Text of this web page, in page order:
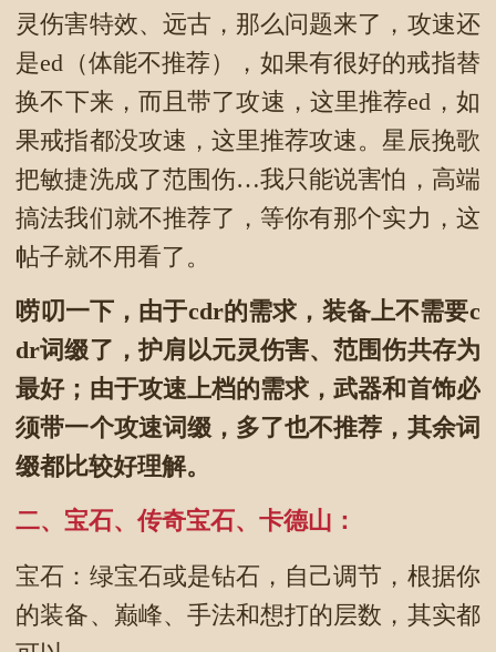
灵伤害特效、远古，那么问题来了，攻速还
是ed（体能不推荐），如果有很好的戒指替
换不下来，而且带了攻速，这里推荐ed，如
果戒指都没攻速，这里推荐攻速。星辰挽歌
把敏捷洗成了范围伤…我只能说害怕，高端
搞法我们就不推荐了，等你有那个实力，这
帖子就不用看了。
唠叨一下，由于cdr的需求，装备上不需要c
dr词缀了，护肩以元灵伤害、范围伤共存为
最好；由于攻速上档的需求，武器和首饰必
须带一个攻速词缀，多了也不推荐，其余词
缀都比较好理解。
二、宝石、传奇宝石、卡德山：
宝石：绿宝石或是钻石，自己调节，根据你
的装备、巅峰、手法和想打的层数，其实都